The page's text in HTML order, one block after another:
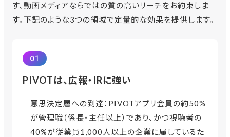
す、動画メディアならではの質の高いリーチをお約束しま
す。下記のような3つの領域で定量的な効果を提供します。
01
PIVOTは、広報・IRに強い
意思決定層への到達：PIVOTアプリ会員の約50%
が管理職（係長・主任以上）であり、かつ視聴者の
40%が従業員1,000人以上の企業に属しているた